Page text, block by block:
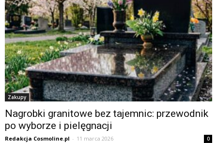
Zakupy
Nagrobki granitowe bez tajemnic: przewodnik
po wyborze i pielęgnacji
Redakcja Cosmoline.pl - 11 marca 2026 0